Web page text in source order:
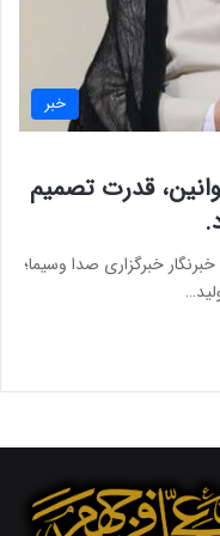
خبر
قدرت تصمیم
خبرگزاری صدا وسیما؛